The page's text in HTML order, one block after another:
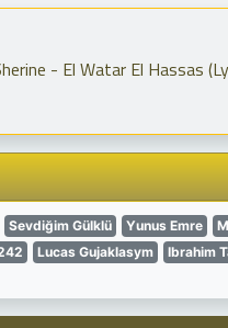
- El Watar El Hassas
Sevdiğim Gülklü Yunus Emre
Lucas Gujaklasym Ibrahim